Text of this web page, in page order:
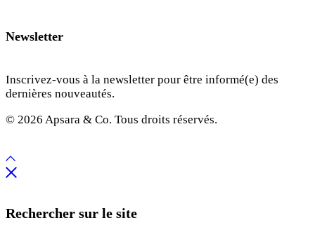
Newsletter
Inscrivez-vous à la newsletter pour être informé(e) des
dernières nouveautés.
© 2026 Apsara & Co. Tous droits réservés.
Rechercher sur le site